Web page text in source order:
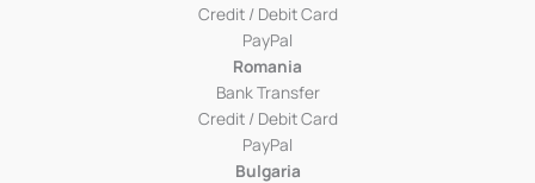
Credit / Debit Card
PayPal
Romania
Bank Transfer
Credit / Debit Card
PayPal
Bulgaria